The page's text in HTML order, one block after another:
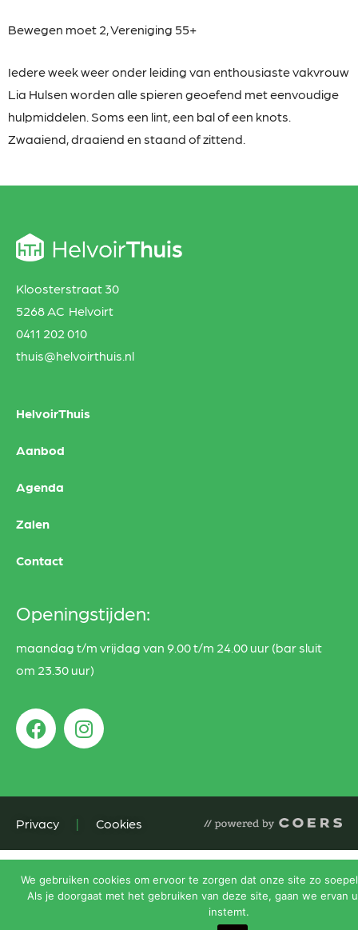
Bewegen moet 2, Vereniging 55+
Iedere week weer onder leiding van enthousiastevakvrouw
Lia Hulsen worden alle spieren geoefend met eenvoudige
hulpmiddelen. Soms een lint, een bal of een knots.
Zwaaiend, draaiend en staand of zittend.
Kloosterstraat 30
5268 AC Helvoirt
0411 202 010
thuis@helvoirthuis.nl
HelvoirThuis
Aanbod
Agenda
Zalen
Contact
Openingstijden:
maandag t/m vrijdag van 9.00 t/m 24.00 uur (bar sluit
om 23.30 uur)
Privacy | Cookies
We gebruiken cookies om ervoor te zorgen dat onze site zo
Als je doorgaat met het gebruiken van deze site, gaan we ervan
instemt.